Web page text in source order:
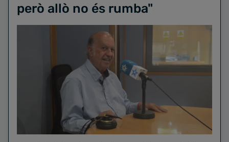
però allò no és rumba"